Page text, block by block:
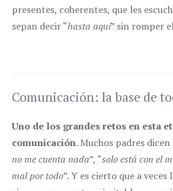
presentes, coherentes, que les
sepan decir “hasta aquí” sin romper
Comunicación: la base de
Uno de los grandes retos en esta
comunicación. Muchos padres
no me cuenta nada”, “solo está con el
mal por todo”. Y es cierto que a veces